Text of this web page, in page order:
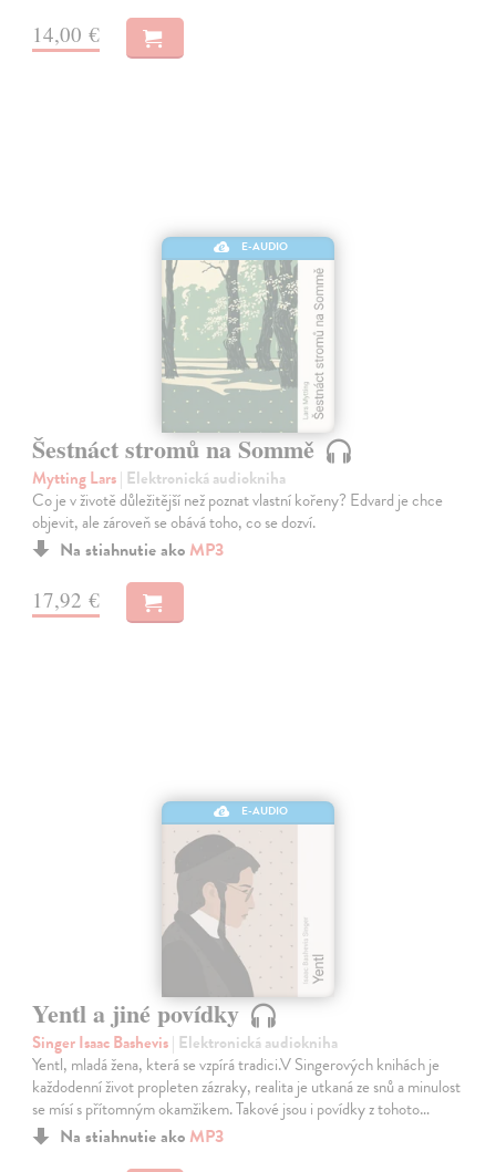
14,00 €
E-AUDIO
Šestnáct stromů na Sommě
Mytting Lars| Elektronická audiokniha
Co je v životě důležitější než poznat vlastní kořeny? Edvard je chce
objevit, ale zároveň se obává toho, co se dozví.
Na stiahnutie ako MP3
17,92 €
E-AUDIO
Yentl a jiné povídky
Singer Isaac Bashevis| Elektronická audiokniha
Yentl, mladá žena, která se vzpírá tradici.V Singerových knihách je
každodenní život propleten zázraky, realita je utkaná ze snů a minulost
se mísí s přítomným okamžikem. Takové jsou i povídky z tohoto…
Na stiahnutie ako MP3